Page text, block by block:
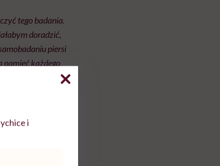
tego badania.
doradzić,
piersi
pamięć każdego
rozszerzyć
Dlaczego? W
i